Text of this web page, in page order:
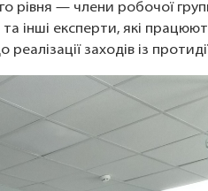
рівня — члени робочої
інші експерти, які
заходів із